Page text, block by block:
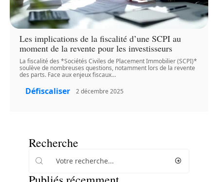
Les implications de la fiscalité d’une SCPI au
moment de la revente pour les investisseurs
La fiscalité des *Sociétés Civiles de Placement Immobilier (SCPI)*
soulève de nombreuses questions, notamment lors de la revente
des parts. Face aux enjeux fiscaux…
Défiscaliser 2 décembre 2025
Recherche